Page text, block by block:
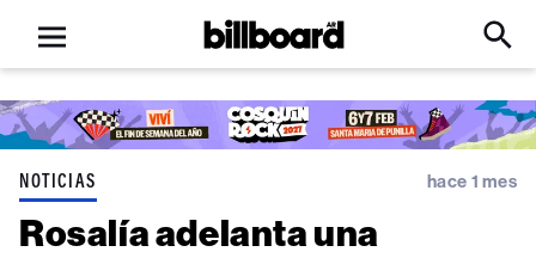
Open
menu
Billboard
Click
Input
NOTICIAS hace 1 mes
Rosalía adelanta una